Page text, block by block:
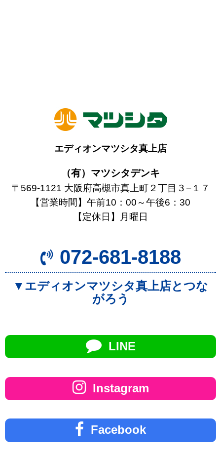
エディオンマツシタ真上店
（有）マツシタデンキ
〒569-1121 大阪府高槻市真上町２丁目３−１７
【営業時間】午前10：00～午後6：30
【定休日】月曜日
072-681-8188
▼エディオンマツシタ真上店とつな
がろう
LINE
Instagram
Facebook